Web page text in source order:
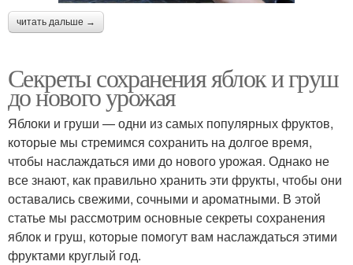
читать дальше →
Секреты сохранения яблок и груш
до нового урожая
Яблоки и груши — одни из самых популярных фруктов,
которые мы стремимся сохранить на долгое время,
чтобы наслаждаться ими до нового урожая. Однако не
все знают, как правильно хранить эти фрукты, чтобы они
оставались свежими, сочными и ароматными. В этой
статье мы рассмотрим основные секреты сохранения
яблок и груш, которые помогут вам наслаждаться этими
фруктами круглый год.